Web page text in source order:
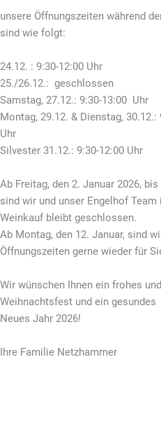
a
m
k
unsere Öffnungszeiten während
sind wie folgt:
24.12. : 9:30-12:00 Uhr
25./26.12.: geschlossen
Samstag, 27.12.: 9:30-13:00 Uhr
Montag, 29.12. & Dienstag,
Uhr
Silvester 31.12.: 9:30-12:00 Uhr
Ab Freitag, den 2. Januar 2026,
sind wir und unser Engelhof
Weinkauf bleibt geschlossen.
Ab Montag, den 12. Januar, sind
Öffnungszeiten gerne wieder für
Wir wünschen Ihnen ein frohes
Weihnachtsfest und ein gesundes
Neues Jahr 2026!
Ihre Familie Netzhammer